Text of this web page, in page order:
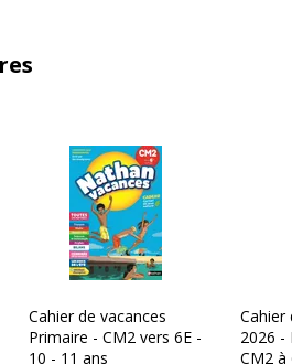
9782017222569,9782017147886
Hachette Education
8666179
Cahier de vacances
Primaire - CM2 vers 6E -
10 - 11 ans
Cahier
2026 -
CM2 à